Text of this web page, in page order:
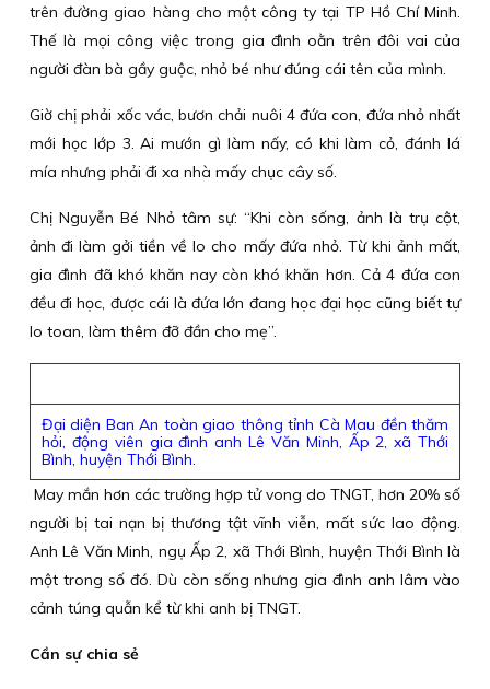
trên đường giao hàng cho một công ty tại TP Hồ Chí Minh.
Thế là mọi công việc trong gia đình oằn trên đôi vai của
người đàn bà gầy guộc, nhỏ bé như đúng cái tên của mình.
Giờ chị phải xốc vác, bươn chải nuôi 4 đứa con, đứa nhỏ nhất
mới học lớp 3. Ai mướn gì làm nấy, có khi làm cỏ, đánh lá
mía nhưng phải đi xa nhà mấy chục cây số.
Chị Nguyễn Bé Nhỏ tâm sự: “Khi còn sống, ảnh là trụ cột,
ảnh đi làm gởi tiền về lo cho mấy đứa nhỏ. Từ khi ảnh mất,
gia đình đã khó khăn nay còn khó khăn hơn. Cả 4 đứa con
đều đi học, được cái là đứa lớn đang học đại học cũng biết tự
lo toan, làm thêm đỡ đần cho mẹ”.
Đại diện Ban An toàn giao thông tỉnh Cà Mau đền thăm
hỏi, động viên gia đình anh Lê Văn Minh, Ấp 2, xã Thới
Bình, huyện Thới Bình.
May mắn hơn các trường hợp tử vong do TNGT, hơn 20% số
người bị tai nạn bị thương tật vĩnh viễn, mất sức lao động.
Anh Lê Văn Minh, ngụ Ấp 2, xã Thới Bình, huyện Thới Bình là
một trong số đó. Dù còn sống nhưng gia đình anh lâm vào
cảnh túng quẫn kể từ khi anh bị TNGT.
Cần sự chia sẻ